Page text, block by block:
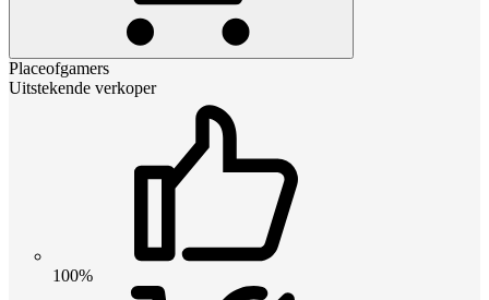
Placeofgamers
Uitstekende verkoper
100%